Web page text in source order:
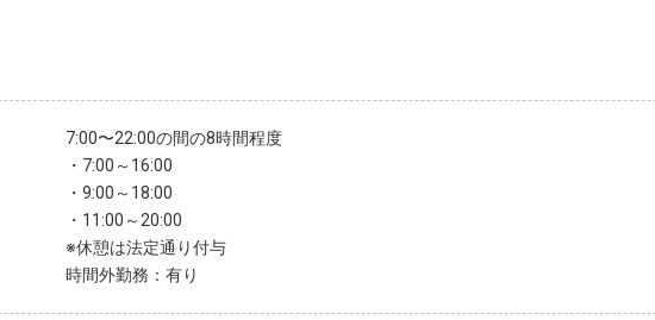
7:00〜22:00の間の8時間程度
・7:00～16:00
・9:00～18:00
・11:00～20:00
※休憩は法定通り付与
時間外勤務：有り